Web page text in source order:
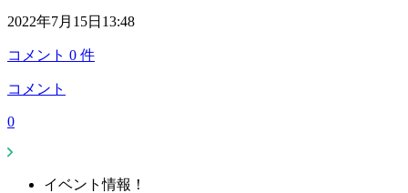
2022年7月15日13:48
コメント 0 件
コメント
0
イベント情報！